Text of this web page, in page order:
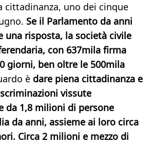
cittadinanza, uno dei cinque
Se il Parlamento da anni
una risposta, la società civile
con 637mila firma
giorni, ben oltre le 500mila
è dare piena cittadinanza e
vissute
da 1,8 milioni di persone
da anni, assieme ai loro circa
Circa 2 milioni e mezzo di